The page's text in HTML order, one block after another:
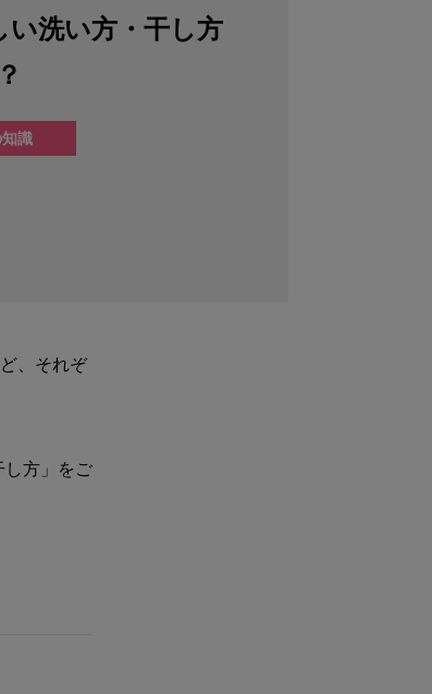
洗い方・干し方
識
、それぞ
し方」をご